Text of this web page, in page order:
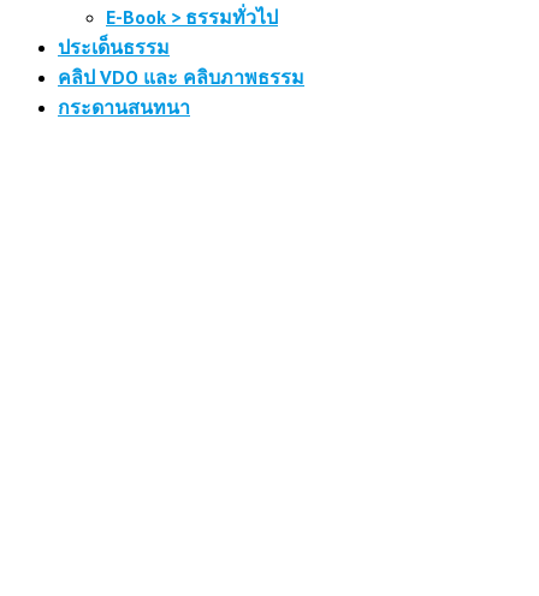
E-Book > ธรรมทั่วไป
ประเด็นธรรม
คลิป VDO และ คลิบภาพธรรม
กระดานสนทนา